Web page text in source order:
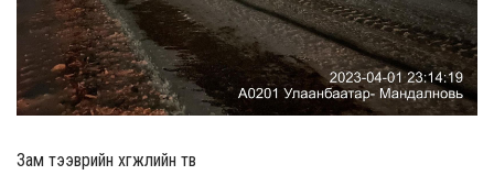
Зам тээврийн хөгжлийн төв